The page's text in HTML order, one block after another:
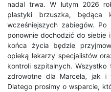
nadal trwa. W lutym 2026
plastyki brzuszka, będąca
wcześniejszych zabiegów. Po
ponownie dochodzić do siebie
końca życia będzie
opieką lekarzy specjalistów
kontroli szpitalnych.
zdrowotne dla Marcela, jak i
Dlatego prosimy o wsparcie,